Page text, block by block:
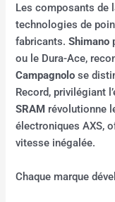
Les composants de
technologies de
fabricants.Shimano
ou le Dura-Ace,
Campagnolo se
Record, privilégiant
SRAM révolutionne
électroniques AXS,
vitesse inégalée.
Chaque marque